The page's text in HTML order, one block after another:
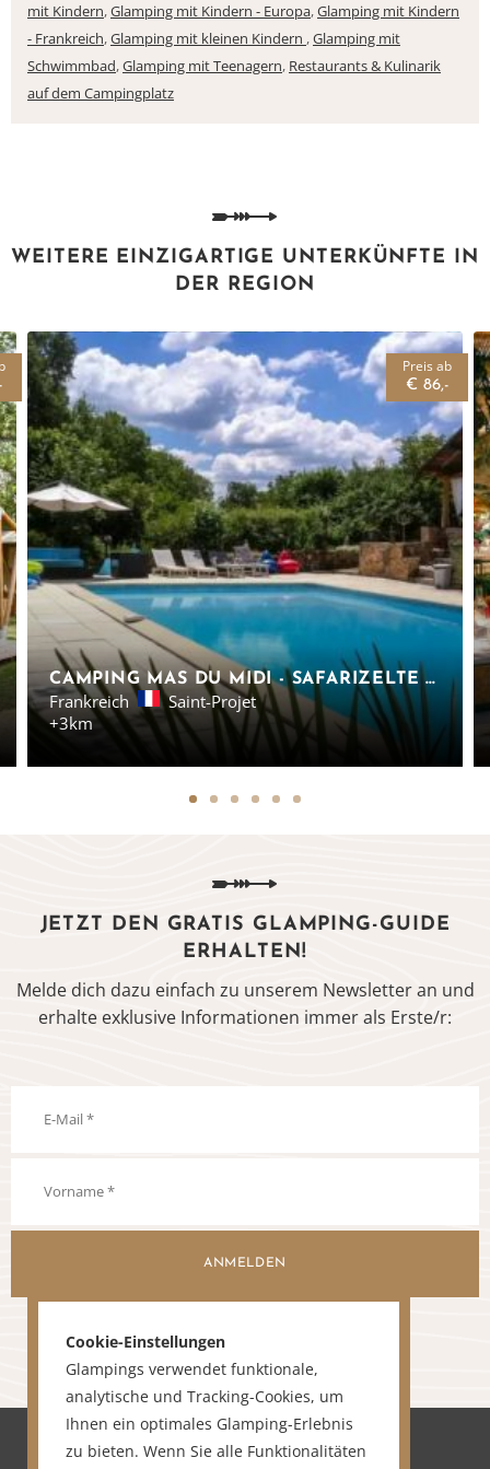
mit Kindern,Glamping mit Kindern - Europa,Glamping mit Kindern
- Frankreich,Glamping mit kleinen Kindern ,Glamping mit
Schwimmbad,Glamping mit Teenagern, Restaurants & Kulinarik
auf dem Campingplatz
WEITERE EINZIGARTIGE UNTERKÜNFTE IN
DER REGION
CAMPING MAS DU MIDI - SAFARIZELTE IN SAINT-PROJET
Frankreich
Saint-Projet
+3km
Preis ab
€ 86,-
JETZT DEN GRATIS GLAMPING-GUIDE
ERHALTEN!
Melde dich dazu einfach zu unserem Newsletter an und
erhalte exklusive Informationen immer als Erste/r:
ANMELDEN
Cookie-Einstellungen
Glampings verwendet funktionale,
analytische und Tracking-Cookies, um
Ihnen ein optimales Glamping-Erlebnis
zu bieten. Wenn Sie alle Funktionalitäten